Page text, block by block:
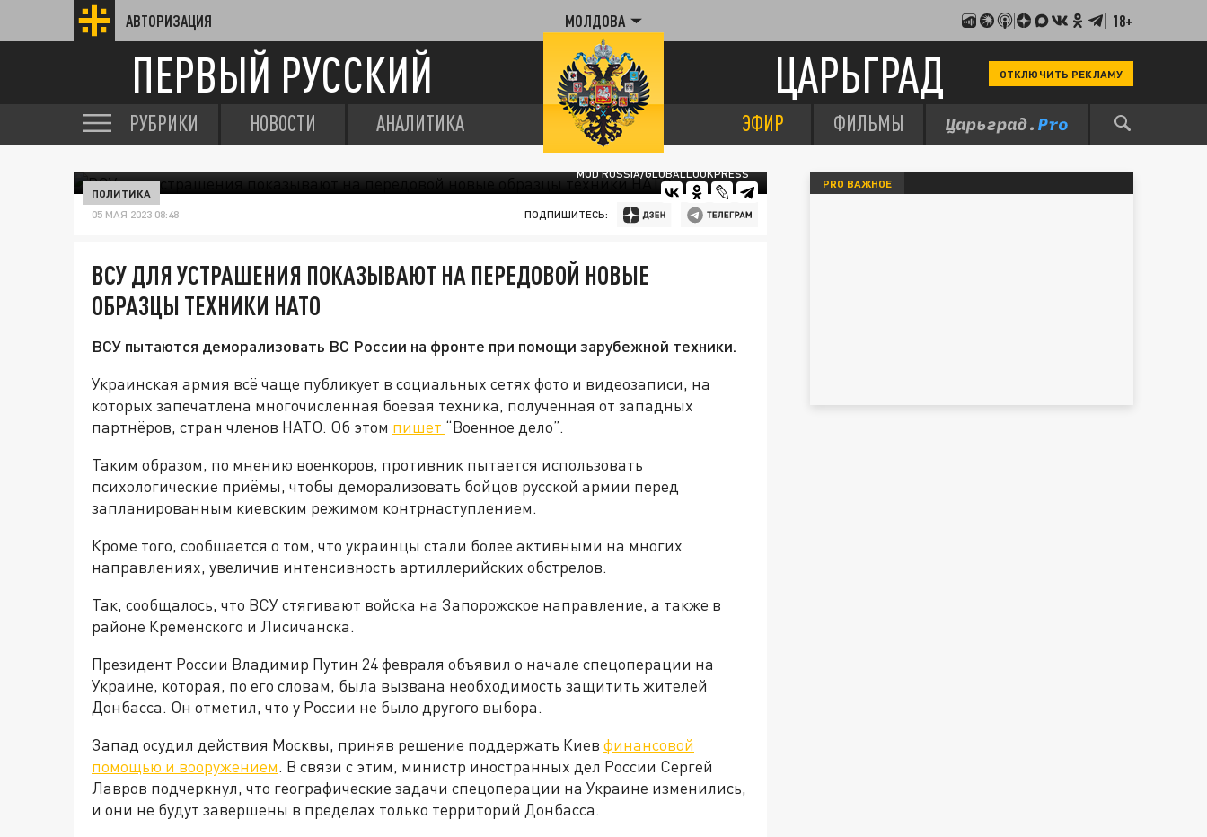
АВТОРИЗАЦИЯ МОЛДОВА 18+
ПЕРВЫЙ РУССКИЙ ЦАРЬГРАД ОТКЛЮЧИТЬ РЕКЛАМУ
РУБРИКИ НОВОСТИ АНАЛИТИКА ЭФИР ФИЛЬМЫ
MOD RUSSIA/GLOBALLOOKPRESS
ПОЛИТИКА
05 МАЯ 2023 08:48 ПОДПИШИТЕСЬ:
ВСУ ДЛЯ УСТРАШЕНИЯ ПОКАЗЫВАЮТ НА ПЕРЕДОВОЙ НОВЫЕ
ОБРАЗЦЫ ТЕХНИКИ НАТО
ВСУ пытаются деморализовать ВС России на фронте при помощи зарубежной техники.
Украинская армия всё чаще публикует в социальных сетях фото и видеозаписи, на
которых запечатлена многочисленная боевая техника, полученная от западных
партнёров, стран членов НАТО. Об этом пишет “Военное дело”.
Таким образом, по мнению военкоров, противник пытается использовать
психологические приёмы, чтобы деморализовать бойцов русской армии перед
запланированным киевским режимом контрнаступлением.
Кроме того, сообщается о том, что украинцы стали более активными на многих
направлениях, увеличив интенсивность артиллерийских обстрелов.
Так, сообщалось, что ВСУ стягивают войска на Запорожское направление, а также в
районе Кременского и Лисичанска.
Президент России Владимир Путин 24 февраля объявил о начале спецоперации на
Украине, которая, по его словам, была вызвана необходимость защитить жителей
Донбасса. Он отметил, что у России не было другого выбора.
Запад осудил действия Москвы, приняв решение поддержать Киев финансовой
помощью и вооружением. В связи с этим, министр иностранных дел России Сергей
Лавров подчеркнул, что географические задачи спецоперации на Украине изменились,
и они не будут завершены в пределах только территорий Донбасса.
PRO ВАЖНОЕ